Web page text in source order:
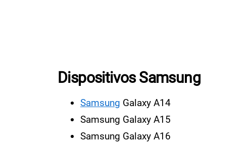
Dispositivos Samsung
Samsung Galaxy A14
Samsung Galaxy A15
Samsung Galaxy A16